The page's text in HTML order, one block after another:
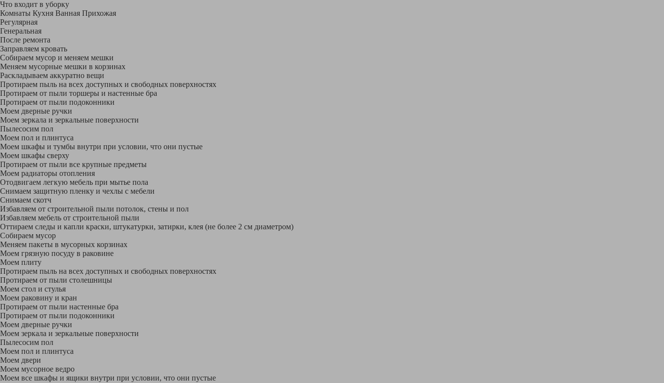
Что входит в уборку
Регу­лярная
Гене­ральная
После ремонта
Заправляем кровать
Собираем мусор и меняем мешки
Меняем мусорные мешки в корзинах
Раскладываем аккуратно вещи
Протираем пыль на всех доступных и свободных поверхностях
Протираем от пыли торшеры и настенные бра
Протираем от пыли подоконники
Моем дверные ручки
Моем зеркала и зеркальные поверхности
Пылесосим пол
Моем пол и плинтуса
Моем шкафы и тумбы внутри при условии, что они пустые
Моем шкафы сверху
Протираем от пыли все крупные предметы
Моем радиаторы отопления
Отодвигаем легкую мебель при мытье пола
Снимаем защитную пленку и чехлы с мебели
Снимаем скотч
Избавляем от строительной пыли потолок, стены и пол
Избавляем мебель от строительной пыли
Оттираем следы и капли краски, штукатурки, затирки, клея (не более 2 см диаметром)
Собираем мусор
Меняем пакеты в мусорных корзинах
Моем грязную посуду в раковине
Моем плиту
Протираем пыль на всех доступных и свободных поверхностях
Протираем от пыли столешницы
Моем стол и стулья
Моем раковину и кран
Протираем от пыли настенные бра
Протираем от пыли подоконники
Моем дверные ручки
Моем зеркала и зеркальные поверхности
Пылесосим пол
Моем пол и плинтуса
Моем двери
Моем мусорное ведро
Моем все шкафы и ящики внутри при условии, что они пустые